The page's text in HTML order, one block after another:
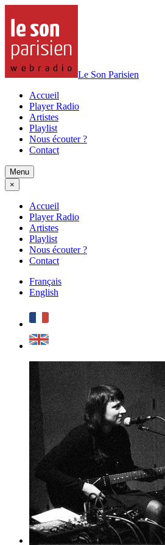
Le Son Parisien
Accueil
Player Radio
Artistes
Playlist
Nous écouter ?
Contact
Menu
×
Accueil
Player Radio
Artistes
Playlist
Nous écouter ?
Contact
Français
English